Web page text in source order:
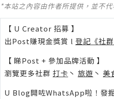
*本站之內容由作者所提供，並不
【 U Creator 招募 】
出Post賺現金獎賞 l 登記《社
【 睇Post + 參加品牌活動 】
瀏覽更多社群 打卡 丶 旅遊 丶 美
U Blog開咗WhatsApp啦！發